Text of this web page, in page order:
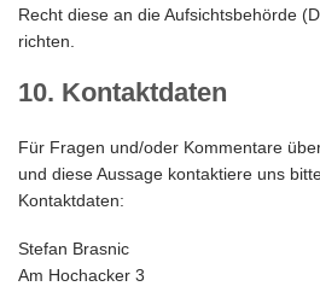
Recht diese an die Aufsichtsbehörde
richten.
10. Kontaktdaten
Für Fragen und/oder Kommentare
und diese Aussage kontaktiere uns
Kontaktdaten:
Stefan Brasnic
Am Hochacker 3